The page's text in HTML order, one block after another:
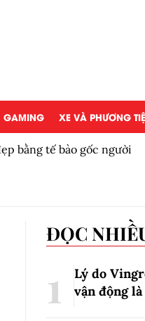
GAMING XE VÀ PHƯƠNG
bằng tế bào gốc người
ĐỌC
Lý do
vận động